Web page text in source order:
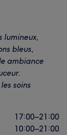
lumineux,
bleus,
ambiance
soins
17:00–21:00
10:00–21:00